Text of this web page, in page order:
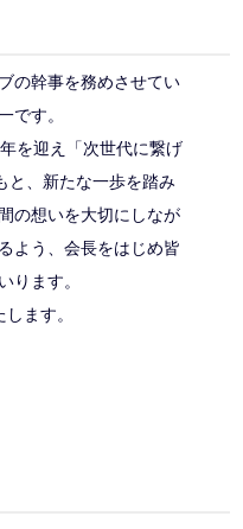
の幹事を務めさせてい
です。
を迎え「次世代に繋げ
と、新たな一歩を踏み
の想いを大切にしなが
よう、会長をはじめ皆
ります。
ます。